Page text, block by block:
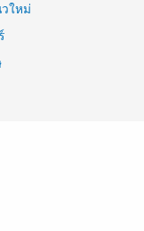
ใหม่